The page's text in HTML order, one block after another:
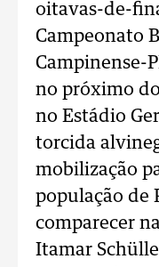
oitavas-de-
Campeonato
Campinense-
no próximo
no Estádio
torcida
mobilização
população de
comparecer
Itamar